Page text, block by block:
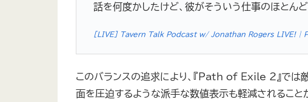
話を何度かしたけど、彼がそういう仕事のほとんど
[LIVE] Tavern Talk Podcast w/ Jonathan Rogers LIVE! |
このバランスの追求により、『Path of Exile 2』では
面を圧迫するような派手な数値表示も軽減されること